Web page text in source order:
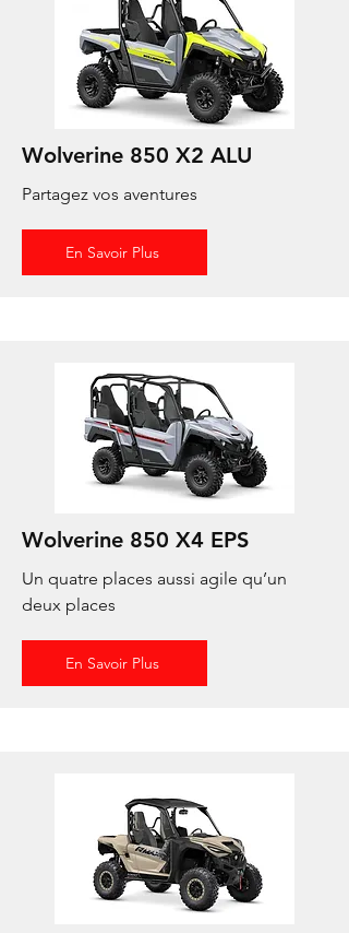
Wolverine 850 X2 ALU
Partagez vos aventures
En Savoir Plus
Wolverine 850 X4 EPS
Un quatre places aussi agile qu’un
deux places
En Savoir Plus